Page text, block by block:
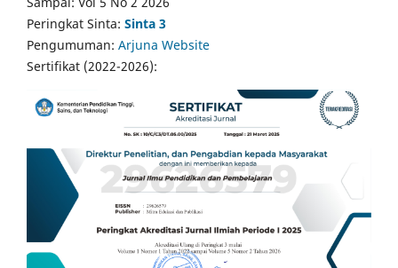
Peringkat Sinta: Sinta 3
Pengumuman: Arjuna Website
Sertifikat (2022-2026):